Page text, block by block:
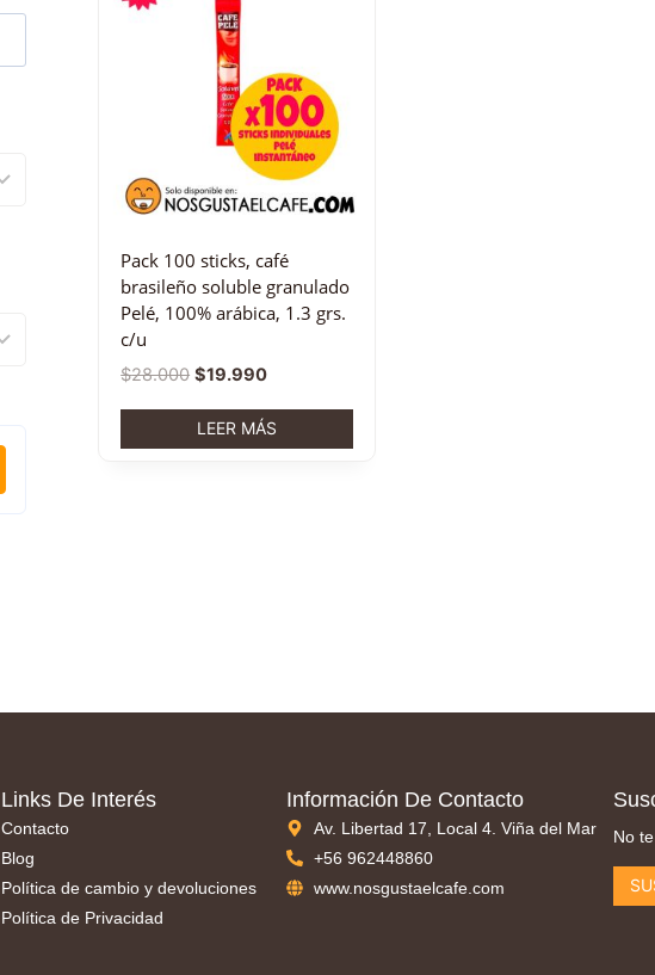
Pack 100 sticks, café
brasileño soluble granulado
Pelé, 100% arábica, 1.3 grs.
c/u
$28.000 $19.990
LEER MÁS
Links De Interés
Contacto
Blog
Política de cambio y devoluciones
Política de Privacidad
Información De Contacto
Av. Libertad 17, Local 4. Viña del Mar
+56 962448860
www.nosgustaelcafe.com
No